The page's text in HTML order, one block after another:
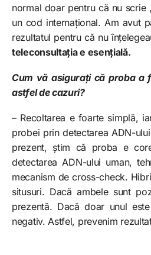
normal doar pentru că nu scrie
un cod internațional. Am avut
rezultatul pentru că nu
teleconsultația e esențială.
Cum vă asigurați că proba a
astfel de cazuri?
– Recoltarea e foarte simplă,
probei prin detectarea ADN-
prezent, știm că proba e
detectarea ADN-ului uman,
mecanism de cross-check.
situsuri. Dacă ambele sunt
prezentă. Dacă doar unul
negativ. Astfel, prevenim